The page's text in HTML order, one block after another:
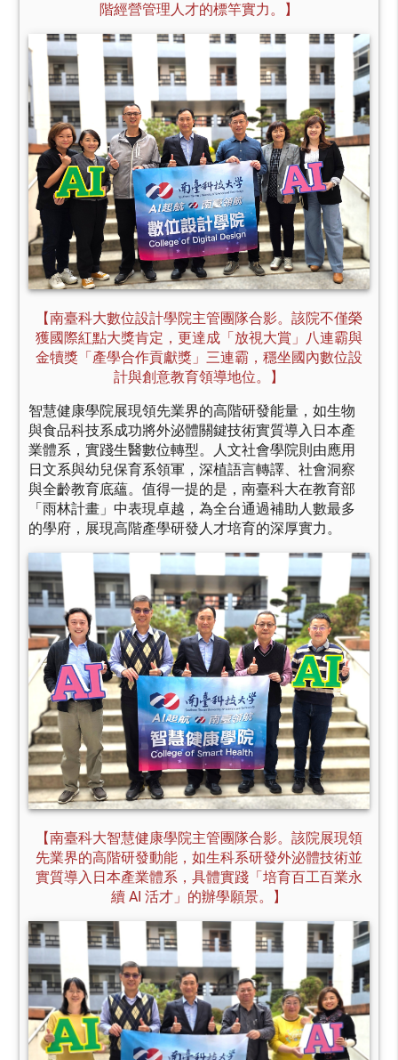
階經營管理人才的標竿實力。】
【南臺科大數位設計學院主管團隊合影。該院不僅榮
獲國際紅點大獎肯定，更達成「放視大賞」八連霸與
金犢獎「產學合作貢獻獎」三連霸，穩坐國內數位設
計與創意教育領導地位。】
智慧健康學院展現領先業界的高階研發能量，如生物
與食品科技系成功將外泌體關鍵技術實質導入日本產
業體系，實踐生醫數位轉型。人文社會學院則由應用
日文系與幼兒保育系領軍，深植語言轉譯、社會洞察
與全齡教育底蘊。值得一提的是，南臺科大在教育部
「雨林計畫」中表現卓越，為全台通過補助人數最多
的學府，展現高階產學研發人才培育的深厚實力。
【南臺科大智慧健康學院主管團隊合影。該院展現領
先業界的高階研發動能，如生科系研發外泌體技術並
實質導入日本產業體系，具體實踐「培育百工百業永
續 AI 活才」的辦學願景。】